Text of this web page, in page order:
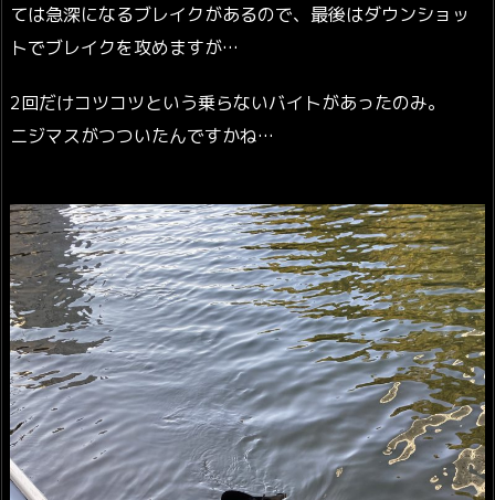
ては急深になるブレイクがあるので、最後はダウンショッ
トでブレイクを攻めますが…
2回だけコツコツという乗らないバイトがあったのみ。
ニジマスがつついたんですかね…